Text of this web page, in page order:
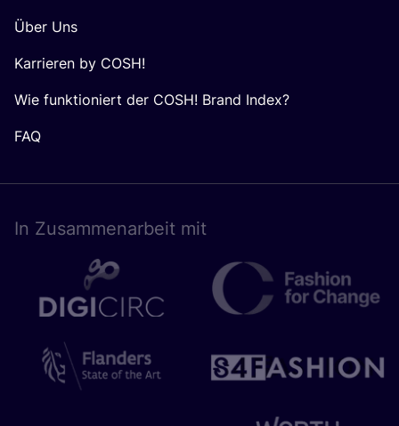
Über Uns
Karrieren by COSH!
Wie funktioniert der COSH! Brand Index?
FAQ
In Zusam­men­ar­beit mit